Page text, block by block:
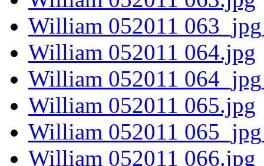
William 052011
William 052011 064.jpg
William 052011
William 052011 065.jpg
William 052011
William 052011 066.jpg